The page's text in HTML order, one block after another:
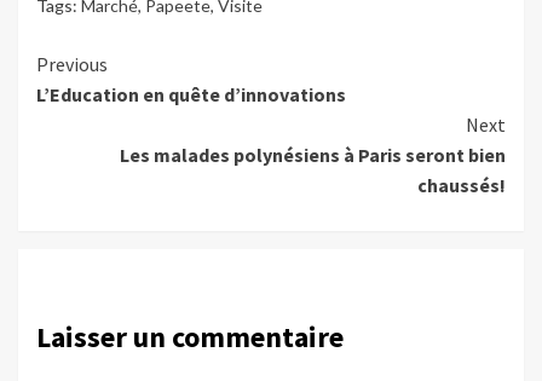
Tags: Marché, Papeete, Visite
Continue
Reading
Previous
L’Education en quête d’innovations
Next
Les malades polynésiens à Paris seront bien
chaussés!
Laisser un commentaire